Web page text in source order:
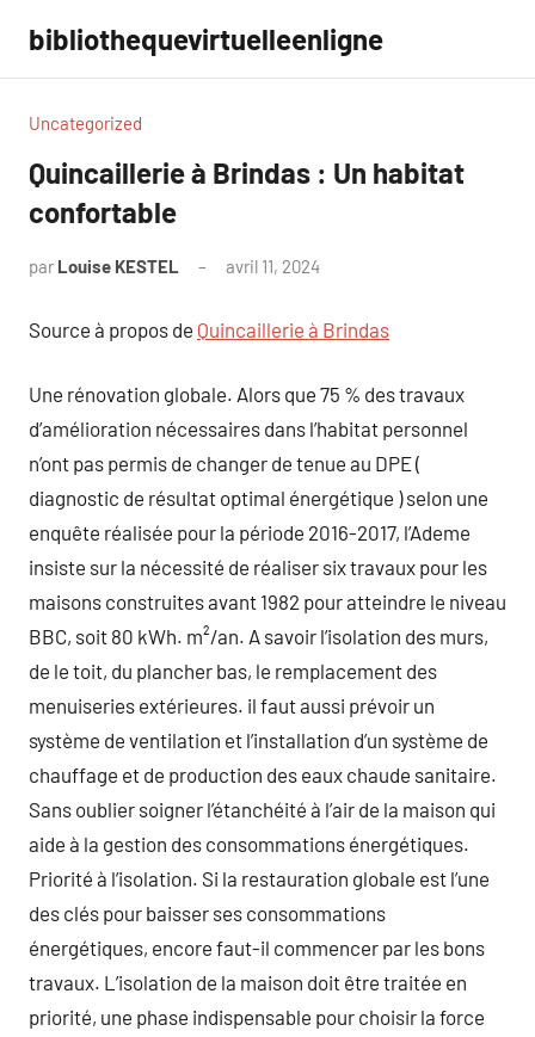
contenu
bibliothequevirtuelleenligne
Uncategorized
Quincaillerie à Brindas : Un habitat
confortable
par Louise KESTEL avril 11, 2024
Source à propos de Quincaillerie à Brindas
Une rénovation globale. Alors que 75 % des travaux
d’amélioration nécessaires dans l’habitat personnel
n’ont pas permis de changer de tenue au DPE (
diagnostic de résultat optimal énergétique ) selon une
enquête réalisée pour la période 2016-2017, l’Ademe
insiste sur la nécessité de réaliser six travaux pour les
maisons construites avant 1982 pour atteindre le niveau
BBC, soit 80 kWh. m²/an. A savoir l’isolation des murs,
de le toit, du plancher bas, le remplacement des
menuiseries extérieures. il faut aussi prévoir un
système de ventilation et l’installation d’un système de
chauffage et de production des eaux chaude sanitaire.
Sans oublier soigner l’étanchéité à l’air de la maison qui
aide à la gestion des consommations énergétiques.
Priorité à l’isolation. Si la restauration globale est l’une
des clés pour baisser ses consommations
énergétiques, encore faut-il commencer par les bons
travaux. L’isolation de la maison doit être traitée en
priorité, une phase indispensable pour choisir la force